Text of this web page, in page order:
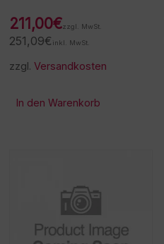
211,00€zzgl. MwSt.
251,09€ inkl. MwSt.
zzgl.Versandkosten
In den Warenkorb